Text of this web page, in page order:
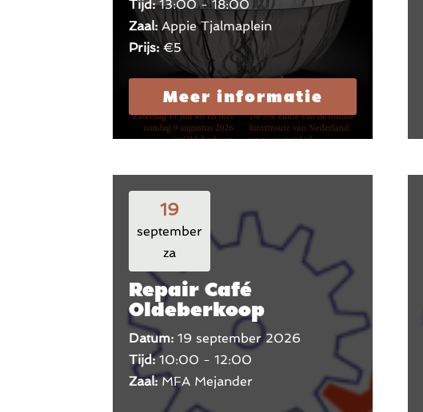
Tijd:13:00 - 18:00
Zaal: Appie Tjalmaplein
Prijs:€5
Meer informatie
19
september
za
Repair Café
Oldeberkoop
Datum:19 september 2026
Tijd:10:00 - 12:00
Zaal:MFA Mejander